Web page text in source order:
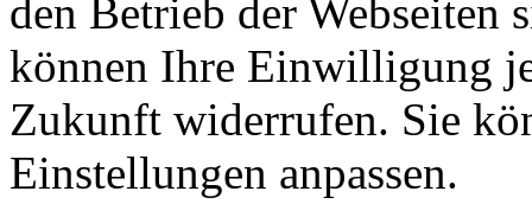
den Betrieb der Webseiten
können Ihre Einwilligung
Zukunft widerrufen. Sie
Einstellungen anpassen.